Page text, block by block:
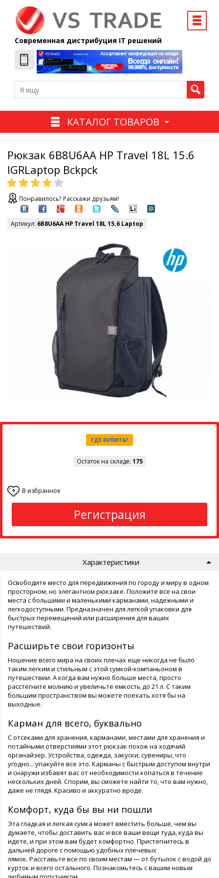
Современная дистрибуция IT решений
КАТАЛОГ ТОВАРОВ
Рюкзак 6B8U6AA HP Travel 18L 15.6
IGRLaptop Bckpck
Понравилось? Расскажи друзьям!
Артикул: 6B8U6AA HP Travel 18L 15.6 Laptop
ГДЕ КУПИТЬ?
Остаток на складе: 175
0 В избранное
Регистрация
Характеристики
Освободите место для передвижения по городу и миру в одном
просторном, но элегантном рюкзаке. Положите все на свои
места с большими и маленькими карманами, надежными и
легкодоступными. Предназначен для легкой упаковки для
быстрых перемещений или расширения для ваших
путешествий.
Расширьте свои горизонты
Ношение всего мира на своих плечах еще никогда не было
таким легким и стильным с этой сумкой-компаньоном в
путешествии. А когда вам нужно больше места, просто
расстегните молнию и увеличьте емкость до 21 л. С таким
большим пространством вы можете поехать хотя бы на
выходные.
Карман для всего, буквально
С отсеками для хранения, карманами, местами для хранения и
потайными отверстиями этот рюкзак похож на ходячий
органайзер. Устройства, одежда, закуски, сувениры, что
угодно... упакуйте все это. Карманы с быстрым доступом внутри
и снаружи избавят вас от необходимости копаться в течение
нескольких дней. Спорим, вы сможете найти то, что вам нужно,
даже не глядя. Красиво и аккуратно вроде.
Комфорт, куда бы вы ни пошли
Эта гладкая и легкая сумка может вместить больше, чем вы
думаете, чтобы доставить вас и все ваши вещи туда, куда вы
идете, и при этом вам будет комфортно. Пристегнитесь в
дальней дороге с помощью удобных плечевых
лямок. Расставьте все по своим местам — от бутылок с водой до
курток и всего остального. Познакомьтесь с вашим новым